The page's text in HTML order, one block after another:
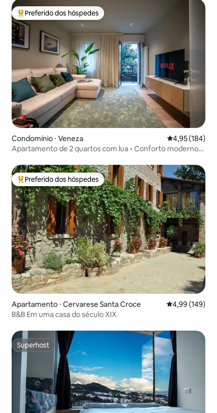
Entre os melhores preferidos dos hóspedes
Preferido dos hóspedes
Condomínio ⋅ Veneza 4,95 de uma
4,95 (184)
Apartamento de 2 quartos com lua • Conforto moderno,
Entre os melhores preferidos dos hóspedes
Preferido dos hóspedes
Apartamento ⋅ Cervarese Santa Croce 4,99 de uma
4,99 (149)
B&B Em uma casa do século XIX
Superhost
Superhost